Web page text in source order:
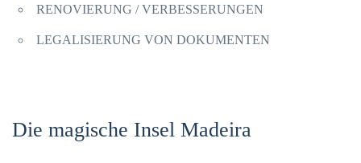
RENOVIERUNG / VERBESSERUNGEN
LEGALISIERUNG VON DOKUMENTEN
Die magische Insel Madeira